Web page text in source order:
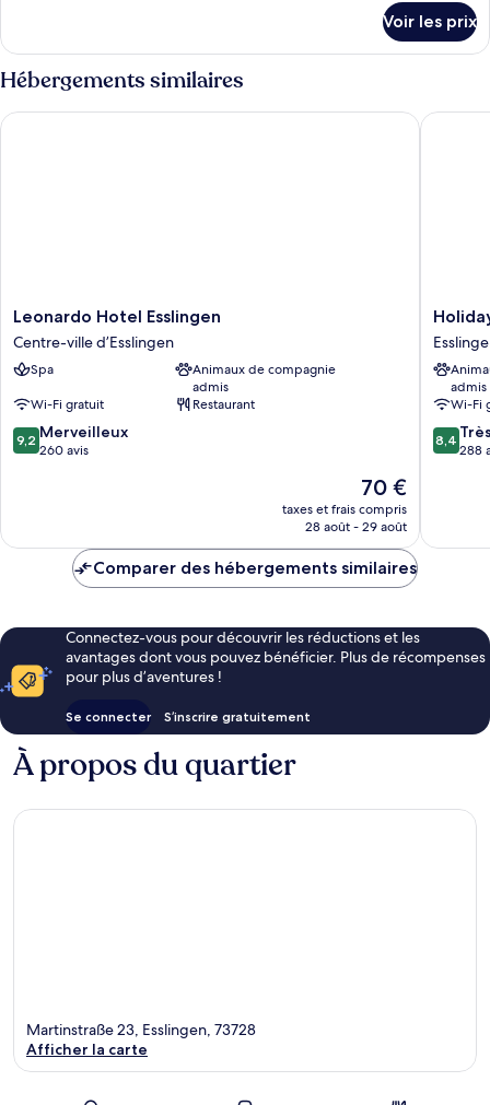
Appartement
Supérieur
le
type
de
chambre
Appartement
Voir les prix
Hébergements similaires
Leonardo
Hotel
Esslingen
Centre-
d’Esslingen
Leonardo Hotel Esslingen
Centre-ville d’Esslingen
Spa
Animaux de compagnie
admis
Wi-Fi gratuit
Restaurant
9.2
sur
9,2 Merveilleux
260 avis
Le
nouveau
prix
de
70 €
taxes et frais compris
28 août - 29 août
Leonardo Hotel Esslingen
Holiday
Inn
-
the
niu,
Timber
by
admis
Wi-Fi
8.4
sur
8,4
288
Holiday
Comparer des hébergements similaires
Connectez-vous pour découvrir les réductions et les
avantages dont vous pouvez bénéficier. Plus de récompenses
pour plus d’aventures !
Se connecter S’inscrire gratuitement
À propos du quartier
Martinstraße 23, Esslingen, 73728
Afficher la carte